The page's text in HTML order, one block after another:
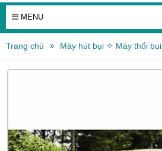
MENU
Trang chủ Máy hút bụi ✧ Máy thổi bụi